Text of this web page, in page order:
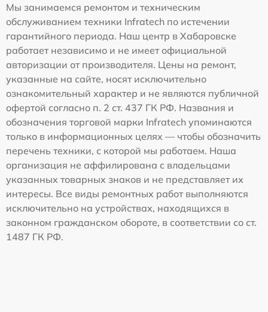
Мы занимаемся ремонтом и техническим
обслуживанием техники Infratech по истечении
гарантийного периода. Наш центр в Хабаровске
работает независимо и не имеет официальной
авторизации от производителя. Цены на ремонт,
указанные на сайте, носят исключительно
ознакомительный характер и не являются публичной
офертой согласно п. 2 ст. 437 ГК РФ. Названия и
обозначения торговой марки Infratech упоминаются
только в информационных целях — чтобы обозначить
перечень техники, с которой мы работаем. Наша
организация не аффилирована с владельцами
указанных товарных знаков и не представляет их
интересы. Все виды ремонтных работ выполняются
исключительно на устройствах, находящихся в
законном гражданском обороте, в соответствии со ст.
1487 ГК РФ.